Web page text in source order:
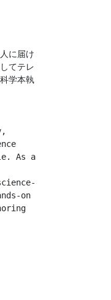
に届け
てテレ
学本執
As a
on